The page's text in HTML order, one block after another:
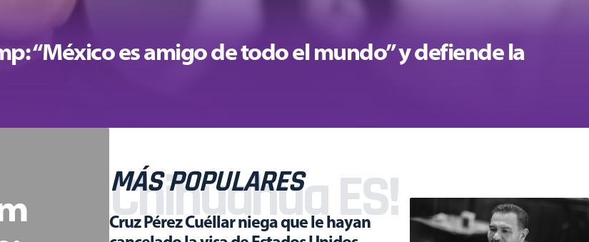
“México es amigo de todo el mundo” y defiende la
MÁS POPULARES
Chihuahua ES!
Cruz Pérez Cuéllar niega que le hayan